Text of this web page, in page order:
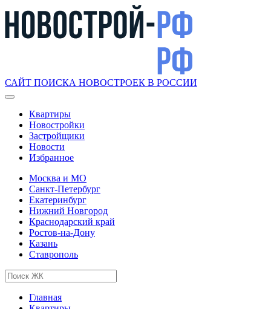
САЙТ ПОИСКА НОВОСТРОЕК В РОССИИ
Квартиры
Новостройки
Застройщики
Новости
Избранное
Москва и МО
Санкт-Петербург
Екатеринбург
Нижний Новгород
Краснодарский край
Ростов-на-Дону
Казань
Ставрополь
Главная